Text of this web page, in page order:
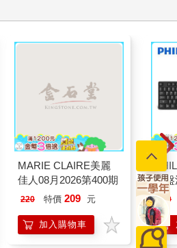
MARIE CLAIRE美麗
佳人08月2026第400期
220 特價 209 元
加入購物車
鍵盤
499
加入購物車
活動賣場
大量採購